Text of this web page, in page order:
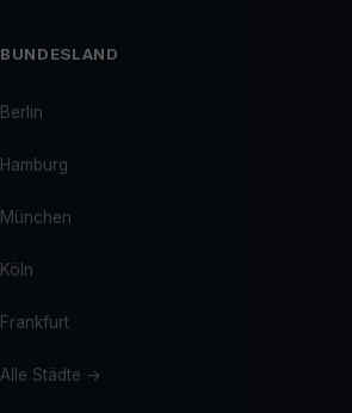
BUNDESLAND
Berlin
Hamburg
München
Köln
Frankfurt
Alle Städte →